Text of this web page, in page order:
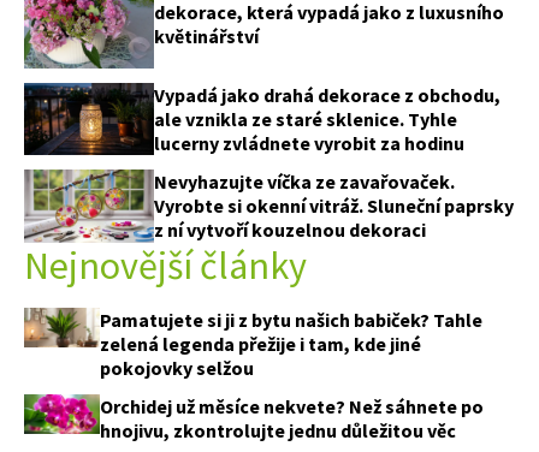
dekorace, která vypadá jako z luxusního
květinářství
Vypadá jako drahá dekorace z obchodu,
ale vznikla ze staré sklenice. Tyhle
lucerny zvládnete vyrobit za hodinu
Nevyhazujte víčka ze zavařovaček.
Vyrobte si okenní vitráž. Sluneční paprsky
z ní vytvoří kouzelnou dekoraci
Nejnovější články
Pamatujete si ji z bytu našich babiček? Tahle
zelená legenda přežije i tam, kde jiné
pokojovky selžou
Orchidej už měsíce nekvete? Než sáhnete po
hnojivu, zkontrolujte jednu důležitou věc